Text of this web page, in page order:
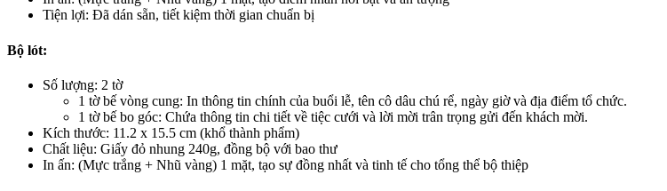
Tiện lợi: Đã dán sẵn, tiết kiệm thời gian chuẩn bị
Bộ lót:
Số lượng: 2 tờ
1 tờ bế vòng cung: In thông tin chính của buổi lễ, tên cô dâu chú rể, ngày giờ và địa điểm tổ chức.
1 tờ bế bo góc: Chứa thông tin chi tiết về tiệc cưới và lời mời trân trọng gửi đến khách mời.
Kích thước: 11.2 x 15.5 cm (khổ thành phẩm)
Chất liệu: Giấy đỏ nhung 240g, đồng bộ với bao thư
In ấn: (Mực trắng + Nhũ vàng) 1 mặt, tạo sự đồng nhất và tinh tế cho tổng thể bộ thiệp